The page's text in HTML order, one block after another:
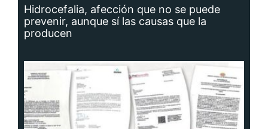
Hidrocefalia, afección que no se puede
prevenir, aunque sí las causas que la
producen